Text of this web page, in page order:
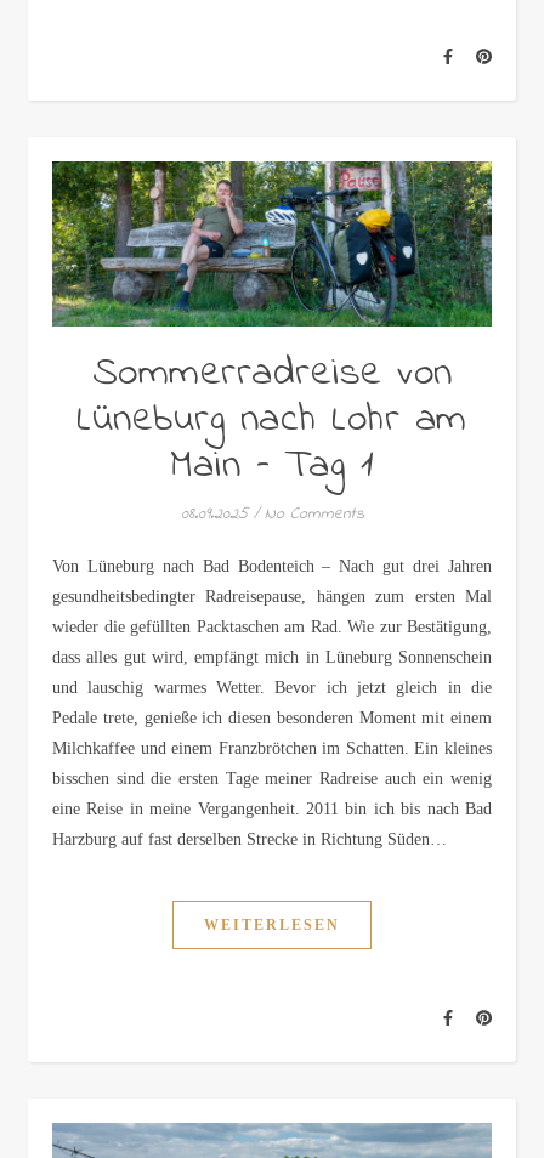
Sommerradreise von
Lüneburg nach Lohr am
Main – Tag 1
08.09.2025 / No Comments
Von Lüneburg nach Bad Bodenteich – Nach gut drei Jahren
gesundheitsbedingter Radreisepause, hängen zum ersten Mal
wieder die gefüllten Packtaschen am Rad. Wie zur Bestätigung,
dass alles gut wird, empfängt mich in Lüneburg Sonnenschein
und lauschig warmes Wetter. Bevor ich jetzt gleich in die
Pedale trete, genieße ich diesen besonderen Moment mit einem
Milchkaffee und einem Franzbrötchen im Schatten. Ein kleines
bisschen sind die ersten Tage meiner Radreise auch ein wenig
eine Reise in meine Vergangenheit. 2011 bin ich bis nach Bad
Harzburg auf fast derselben Strecke in Richtung Süden…
WEITERLESEN